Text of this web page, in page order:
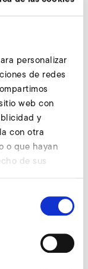
personalizar
de redes
web con
y
con otra
o que hayan
de sus
ahora